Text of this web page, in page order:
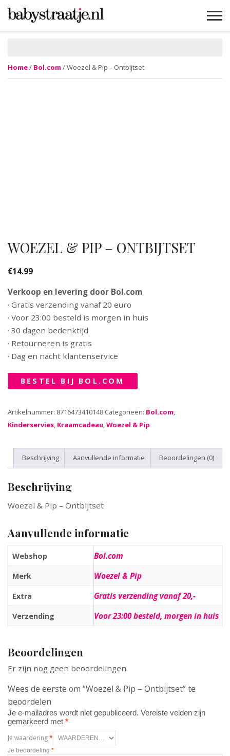
Home/ Bol.com / Woezel & Pip – Ontbijtset
WOEZEL & PIP – ONTBIJTSET
€14.99
Verkoop en levering door Bol.com
· Gratis verzending vanaf 20 euro
· Voor 23:00 besteld is morgen in huis
· 30 dagen bedenktijd
· Retourneren is gratis
· Dag en nacht klantenservice
BESTEL BIJ BOL.COM
Artikelnummer: 8716473410148 Categorieën: Bol.com,
Kinderservies, Kraamcadeau,Woezel & Pip
Beschrijving Aanvullende informatie Beoordelingen (0)
Beschrijving
Woezel & Pip – Ontbijtset
Aanvullende informatie
Webshop Bol.com
Merk Woezel & Pip
Extra Gratis verzending vanaf 20,-
Verzending Voor 23:00 besteld, morgen in huis
Beoordelingen
Er zijn nog geen beoordelingen.
Wees de eerste om “Woezel & Pip – Ontbijtset” te
beoordelen
Je e-mailadres wordt niet gepubliceerd. Vereiste velden zijn
gemarkeerd met *
Je waardering*
Je beoordeling *